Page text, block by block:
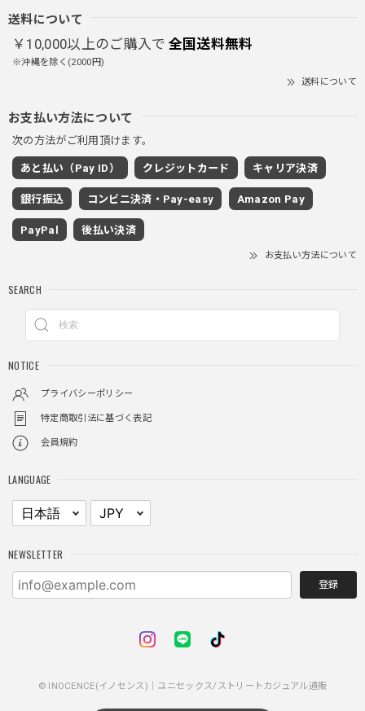
首しまる！ってなるから全部は閉めずに使うかも。 チャッ
2025/11/28
グレー/M
2025/11/28
着心地もいいしカジュアル味が出ていい
クロスチャーム ビーズウォレットチェーン / CROSS CHARM BEADS WALLET CHAIN
しっかりと重さがあるので安っぽくなく値段に見合ったクオ
リティ
身体のラインに沿って着れるため、印象がスラッとして見え
る。特に腕周りがいい感じ。
NCLLW ホイッスルネックレス / NCLLW Whistle Necklace
送料について
￥10,000以上のご購入で 全国送料無料
※沖縄を除く(2000円)
送料について
お支払い方法について
次の方法がご利用頂けます。
あと払い（Pay ID） クレジットカード キャリア決済
銀行振込 コンビニ決済・Pay-easy Amazon Pay
PayPal 後払い決済
お支払い方法について
SEARCH
NOTICE
プライバシーポリシー
特定商取引法に基づく表記
会員規約
LANGUAGE
NEWSLETTER
登録
© INOCENCE(イノセンス)｜ユニセックス/ストリートカジュアル通販